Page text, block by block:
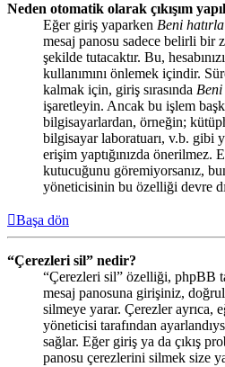
Neden otomatik olarak çıkışım
Eğer giriş yaparken Beni hatırla
mesaj panosu sadece belirli bir
şekilde tutacaktır. Bu,
kullanımını önlemek içindir.
kalmak için, giriş sırasında Beni
işaretleyin. Ancak bu işlem
bilgisayarlardan, örneğin;
bilgisayar laboratuarı, v.b. gibi
erişim yaptığınızda önerilmez.
kutucuğunu göremiyorsanız,
yöneticisinin bu özelliği devre
Başa dön
“Çerezleri sil” nedir?
“Çerezleri sil” özelliği, phpBB
mesaj panosuna girişiniz,
silmeye yarar. Çerezler ayrıca,
yöneticisi tarafından
sağlar. Eğer giriş ya da çıkış
panosu çerezlerini silmek size